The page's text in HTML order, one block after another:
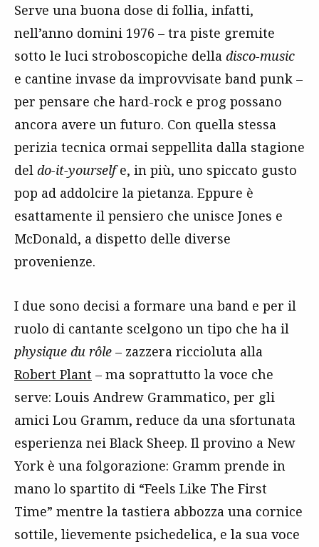
Serve una buona dose di follia, infatti,
nell’anno domini 1976 – tra piste gremite
sotto le luci stroboscopiche della disco-music
e cantine invase da improvvisate band punk –
per pensare che hard-rock e prog possano
ancora avere un futuro. Con quella stessa
perizia tecnica ormai seppellita dalla stagione
del do-it-yourselfe, in più, uno spiccato gusto
pop ad addolcire la pietanza. Eppure è
esattamente il pensiero che unisce Jones e
McDonald, a dispetto delle diverse
provenienze.
I due sono decisi a formare una band e per il
ruolo di cantante scelgono un tipo che ha il
physique du rôle – zazzera riccioluta alla
Robert Plant – ma soprattutto la voce che
serve: Louis Andrew Grammatico, per gli
amici Lou Gramm, reduce da una sfortunata
esperienza nei Black Sheep. Il provino a New
York è una folgorazione: Gramm prende in
mano lo spartito di “Feels Like The First
Time” mentre la tastiera abbozza una cornice
sottile, lievemente psichedelica, e la sua voce